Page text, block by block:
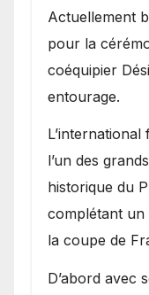
Actuellement
pour la
coéquipier
entourage.
l’un des
historique du
complétant un
la coupe de
D’abord avec